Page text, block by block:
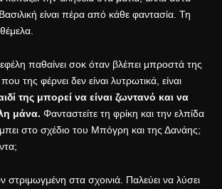
είναι πέρα από κάθε φαντασία. Τη
παθαίνει σοκ όταν βλέπει μπροστά της
της φέρνει δεν είναι λυτρωτικά, είναι
της μπορεί να είναι ζωντανό και να
μάνα. Φανταστείτε τη φρίκη και την ελπίδα
στο σχέδιο του Μπόγρη και της Δανάης;
στριμωγμένη στα σχοινιά. Παλεύει να λύσει